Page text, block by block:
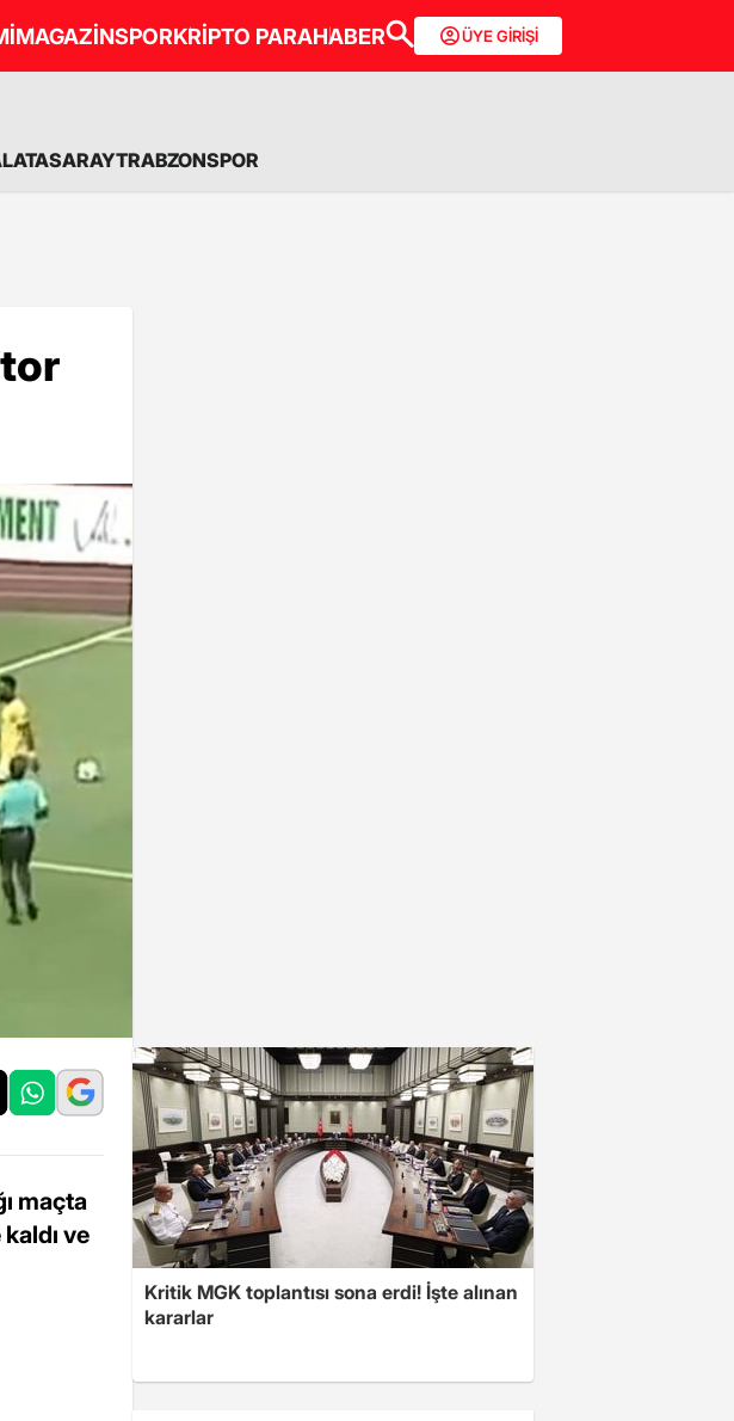
MAGAZİNSPORKRİPTO PARAHABER ÜYE GİRİŞİ
TRABZONSPOR
maçta
ve
Kritik MGK toplantısı sona erdi! İşte alınan
kararlar